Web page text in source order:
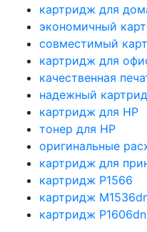
картридж для
экономичный
совместимый
картридж для
качественная
надежный
картридж для HP
тонер для HP
оригинальные
картридж для
картридж P1566
картридж
картридж P1606dn